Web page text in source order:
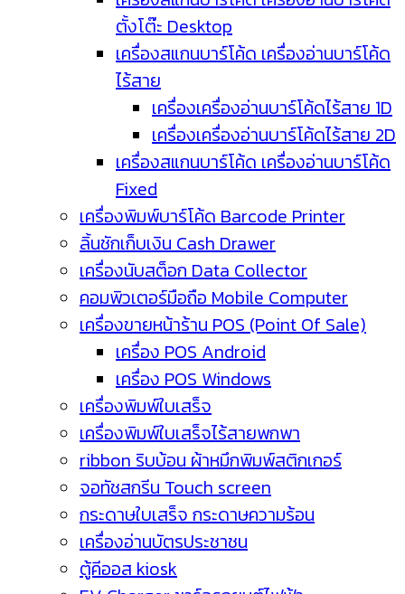
ตั้งโต๊ะ Desktop
เครื่องสแกนบาร์โค้ด เครื่องอ่านบาร์โค้ด
ไร้สาย
เครื่องเครื่องอ่านบาร์โค้ดไร้สาย 1D
เครื่องเครื่องอ่านบาร์โค้ดไร้สาย 2D
เครื่องสแกนบาร์โค้ด เครื่องอ่านบาร์โค้ด
Fixed
เครื่องพิมพ์บาร์โค้ด Barcode Printer
ลิ้นชักเก็บเงิน Cash Drawer
เครื่องนับสต็อก Data Collector
คอมพิวเตอร์มือถือ Mobile Computer
เครื่องขายหน้าร้าน POS (Point Of Sale)
เครื่อง POS Android
เครื่อง POS Windows
เครื่องพิมพ์ใบเสร็จ
เครื่องพิมพ์ใบเสร็จไร้สายพกพา
ribbon ริบบ้อน ผ้าหมึกพิมพ์สติกเกอร์
จอทัชสกรีน Touch screen
กระดาษใบเสร็จ กระดาษความร้อน
เครื่องอ่านบัตรประชาชน
ตู้คีออส kiosk